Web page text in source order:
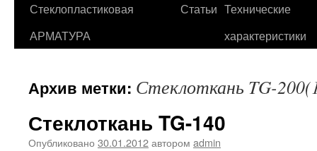
содержимому
Стеклопластиковая
АРМАТУРА
Статьи Технические
характеристики
Архив метки: Стеклоткань TG-
Стеклоткань TG-140
Опубликовано 30.01.2012автором admin